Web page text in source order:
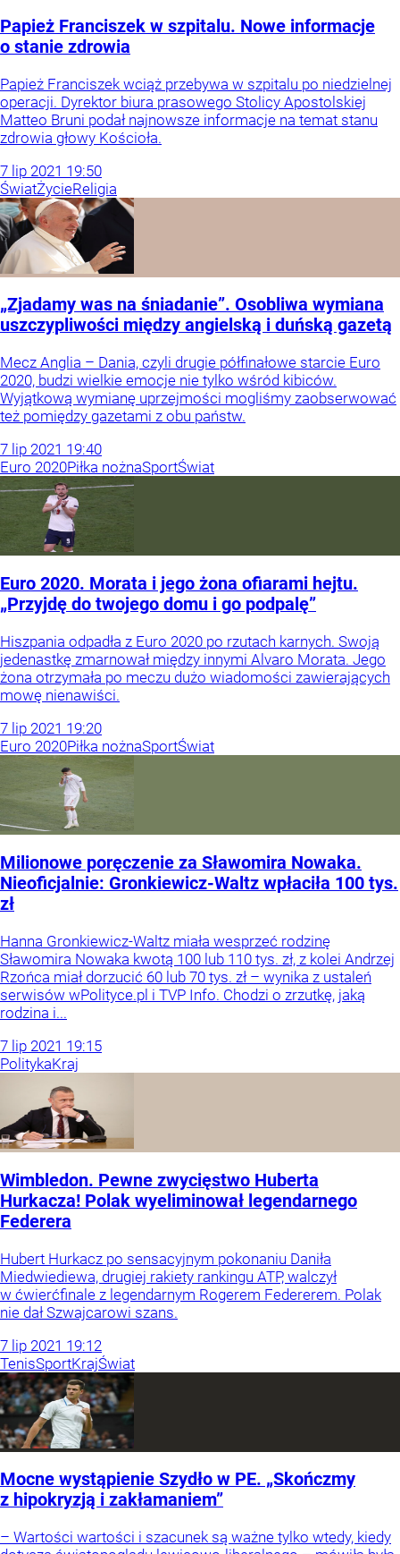
Papież Franciszek w szpitalu. Nowe informacje
o stanie zdrowia
Papież Franciszek wciąż przebywa w szpitalu po niedzielnej
operacji. Dyrektor biura prasowego Stolicy Apostolskiej
Matteo Bruni podał najnowsze informacje na temat stanu
zdrowia głowy Kościoła.
7 lip 2021 19:50
ŚwiatŻycieReligia
„Zjadamy was na śniadanie”. Osobliwa wymiana
uszczypliwości między angielską i duńską gazetą
Mecz Anglia – Dania, czyli drugie półfinałowe starcie Euro
2020, budzi wielkie emocje nie tylko wśród kibiców.
Wyjątkową wymianę uprzejmości mogliśmy zaobserwować
też pomiędzy gazetami z obu państw.
7 lip 2021 19:40
Euro 2020Piłka nożnaSportŚwiat
Euro 2020. Morata i jego żona ofiarami hejtu.
„Przyjdę do twojego domu i go podpalę”
Hiszpania odpadła z Euro 2020 po rzutach karnych. Swoją
jedenastkę zmarnował między innymi Alvaro Morata. Jego
żona otrzymała po meczu dużo wiadomości zawierających
mowę nienawiści.
7 lip 2021 19:20
Euro 2020Piłka nożnaSportŚwiat
Milionowe poręczenie za Sławomira Nowaka.
Nieoficjalnie: Gronkiewicz-Waltz wpłaciła 100 tys.
zł
Hanna Gronkiewicz-Waltz miała wesprzeć rodzinę
Sławomira Nowaka kwotą 100 lub 110 tys. zł, z kolei Andrzej
Rzońca miał dorzucić 60 lub 70 tys. zł – wynika z ustaleń
serwisów wPolityce.pl i TVP Info. Chodzi o zrzutkę, jaką
rodzina i...
7 lip 2021 19:15
PolitykaKraj
Wimbledon. Pewne zwycięstwo Huberta
Hurkacza! Polak wyeliminował legendarnego
Federera
Hubert Hurkacz po sensacyjnym pokonaniu Daniła
Miedwiediewa, drugiej rakiety rankingu ATP, walczył
w ćwierćfinale z legendarnym Rogerem Federerem. Polak
nie dał Szwajcarowi szans.
7 lip 2021 19:12
TenisSportKrajŚwiat
Mocne wystąpienie Szydło w PE. „Skończmy
z hipokryzją i zakłamaniem”
– Wartości wartości i szacunek są ważne tylko wtedy, kiedy